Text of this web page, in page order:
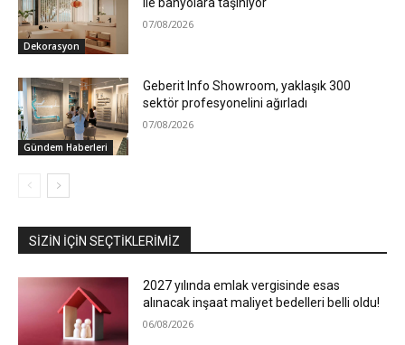
Dekorasyon
07/08/2026
Gündem Haberleri
Geberit Info Showroom, yaklaşık 300
sektör profesyonelini ağırladı
07/08/2026
SIZIN İÇIN SEÇTIKLERIMIZ
2027 yılında emlak vergisinde esas
alınacak inşaat maliyet bedelleri belli oldu!
06/08/2026